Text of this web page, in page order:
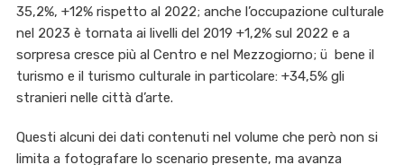
35,2%, +12% rispetto al 2022; anche l’occupazione culturale
nel 2023 è tornata ai livelli del 2019 +1,2% sul 2022 e a
sorpresa cresce più al Centro e nel Mezzogiorno; ü bene il
turismo e il turismo culturale in particolare: +34,5% gli
stranieri nelle città d’arte.
Questi alcuni dei dati contenuti nel volume che però non si
limita a fotografare lo scenario presente, ma avanza